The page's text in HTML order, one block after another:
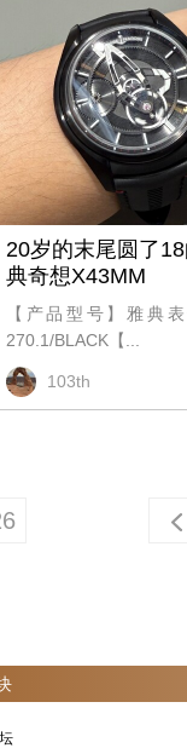
20岁的末尾圆了
典奇想X43MM
【产品型号】雅典
270.1/BLACK【...
103th